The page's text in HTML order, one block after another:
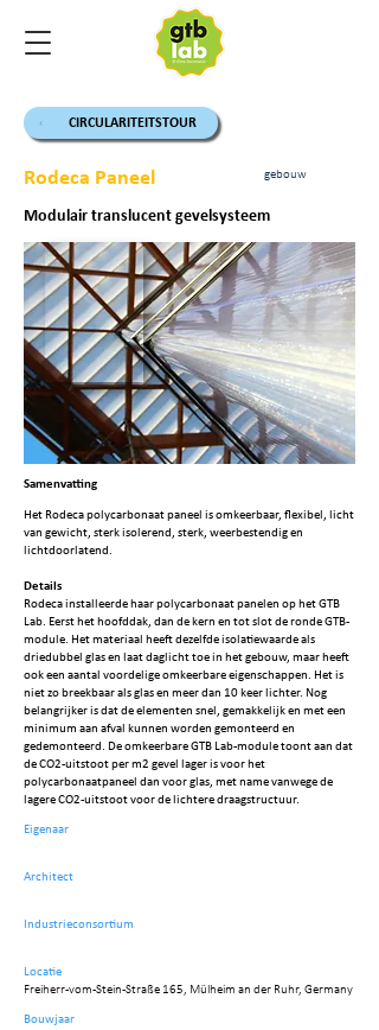
CIRCULARITEITSTOUR
gebouw
Rodeca Paneel
Modulair translucent gevelsysteem
Samenvatting
Het Rodeca polycarbonaat paneel is omkeerbaar, flexibel, licht
van gewicht, sterk isolerend, sterk, weerbestendig en
lichtdoorlatend.
Details
Rodeca installeerde haar polycarbonaat panelen op het GTB
Lab. Eerst het hoofddak, dan de kern en tot slot de ronde GTB-
module. Het materiaal heeft dezelfde isolatiewaarde als
driedubbel glas en laat daglicht toe in het gebouw, maar heeft
ook een aantal voordelige omkeerbare eigenschappen. Het is
niet zo breekbaar als glas en meer dan 10 keer lichter. Nog
belangrijker is dat de elementen snel, gemakkelijk en met een
minimum aan afval kunnen worden gemonteerd en
gedemonteerd. De omkeerbare GTB Lab-module toont aan dat
de CO2-uitstoot per m2 gevel lager is voor het
polycarbonaatpaneel dan voor glas, met name vanwege de
lagere CO2-uitstoot voor de lichtere draagstructuur.
Eigenaar
Architect
Industrieconsortium
Locatie
Freiherr-vom-Stein-Straße 165, Mülheim an der Ruhr, Germany
Bouwjaar